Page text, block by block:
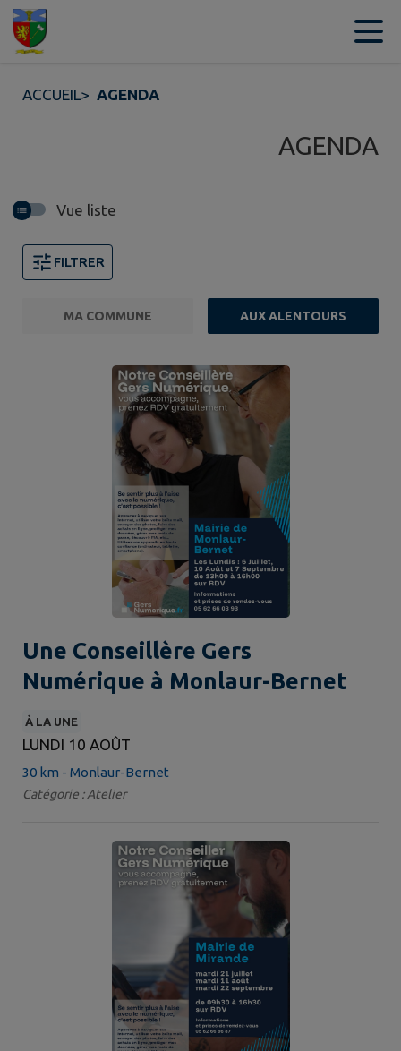
Contenu
ACCUEIL> AGENDA
AGENDA
Vue liste
FILTRER
MA COMMUNE AUX ALENTOURS
Une Conseillère Gers
Numérique à Monlaur-Bernet
À LA UNE
LUNDI 10 AOÛT
30 km - Monlaur-Bernet
Catégorie : Atelier